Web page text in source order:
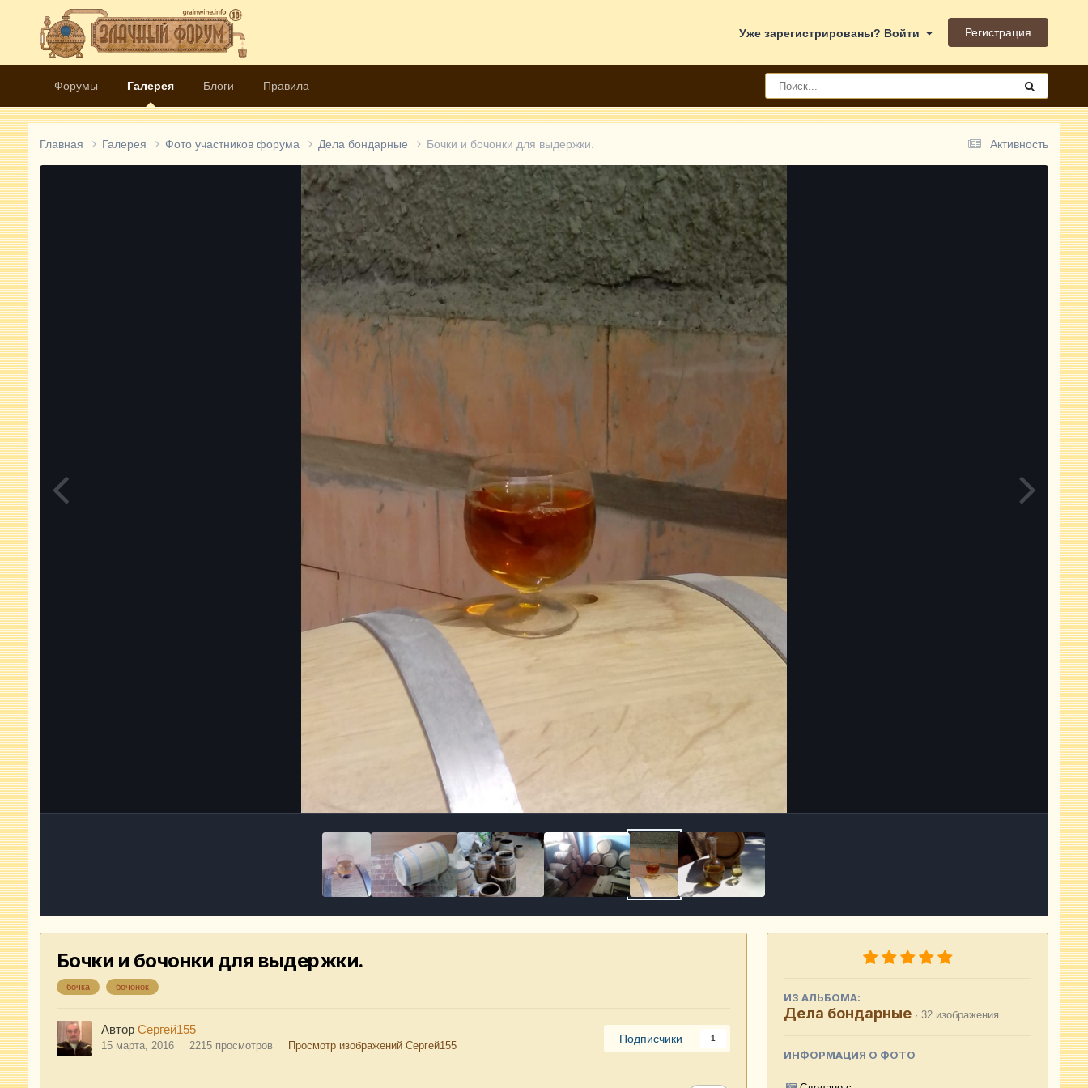
Уже зарегистрированы? Войти Регистрация
Форумы Галерея Блоги Правила
Активность
Главная Галерея Фото участников форума Дела бондарные Бочки и бочонки для выдержки.
Бочки и бочонки для выдержки.
бочка бочонок
Автор Сергей155
15 марта, 2016 2215 просмотров Просмотр изображений Сергей155
Подписчики 1
ИЗ АЛЬБОМА:
Дела бондарные · 32 изображения
ИНФОРМАЦИЯ О ФОТО